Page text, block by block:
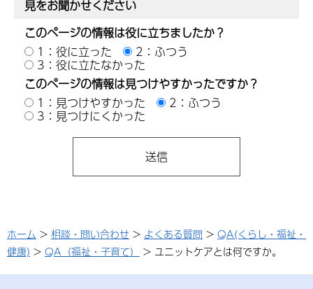
見をお聞かせください
このページの情報は役に立ちましたか？
1：役に立った
2：ふつう
3：役に立たなかった
このページの情報は見つけやすかったですか？
1：見つけやすかった
2：ふつう
3：見つけにくかった
ホーム > 相談・問い合わせ > よくある質問 > QA(くらし・福祉・
健康) > QA（福祉・子育て） > ユニットケアとは何ですか。